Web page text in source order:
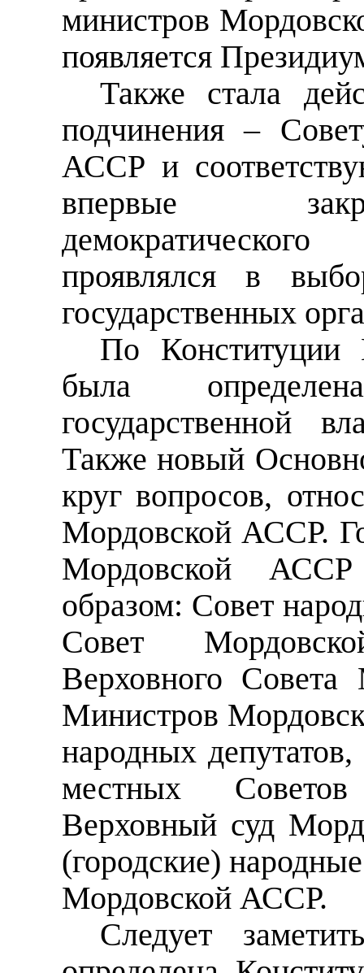
министров
появляется
Также стала
подчинения –
АССР и
впервые
проявлялся в
государственных
По
была
государственной
Также новый
круг вопросов,
Мордовской АССР.
Мордовской
образом: Совет
Совет
Верховного
Министров
народных
местных
Верховный суд
(городские)
Мордовской АССР.
Следует